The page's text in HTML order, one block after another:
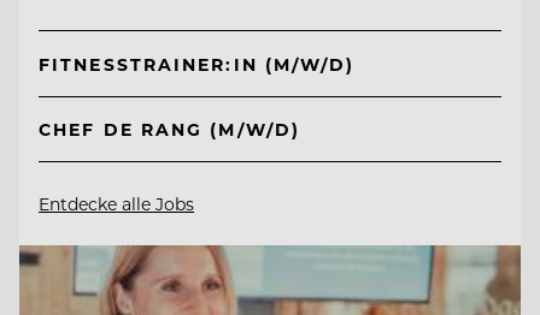
FITNESSTRAINER:IN (M/W/D)
CHEF DE RANG (M/W/D)
Entdecke alle Jobs